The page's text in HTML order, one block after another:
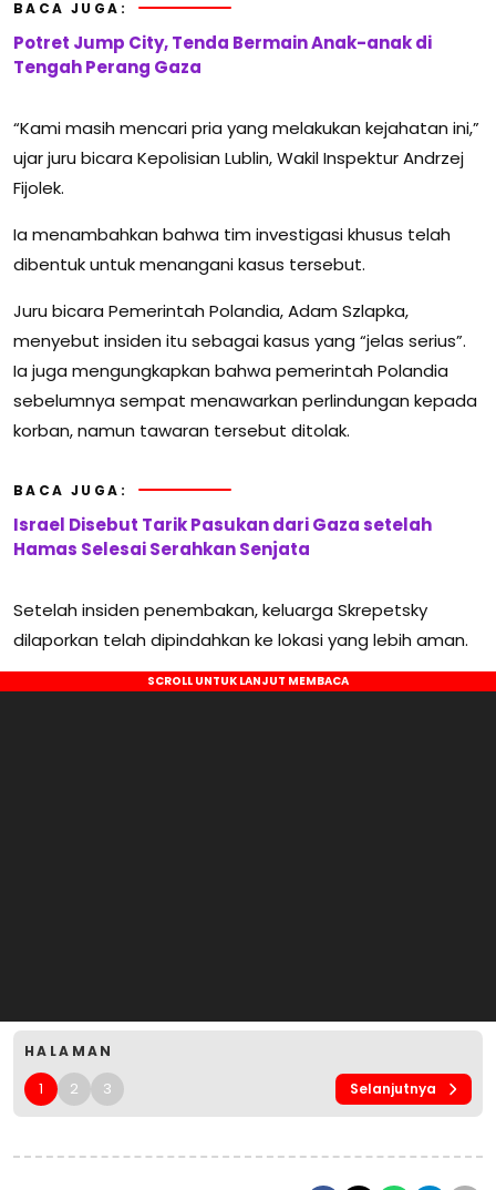
BACA JUGA:
Potret Jump City, Tenda Bermain Anak-anak di
Tengah Perang Gaza
“Kami masih mencari pria yang melakukan kejahatan ini,”
ujar juru bicara Kepolisian Lublin, Wakil Inspektur Andrzej
Fijolek.
Ia menambahkan bahwa tim investigasi khusus telah
dibentuk untuk menangani kasus tersebut.
Juru bicara Pemerintah Polandia, Adam Szlapka,
menyebut insiden itu sebagai kasus yang “jelas serius”.
Ia juga mengungkapkan bahwa pemerintah Polandia
sebelumnya sempat menawarkan perlindungan kepada
korban, namun tawaran tersebut ditolak.
BACA JUGA:
Israel Disebut Tarik Pasukan dari Gaza setelah
Hamas Selesai Serahkan Senjata
Setelah insiden penembakan, keluarga Skrepetsky
dilaporkan telah dipindahkan ke lokasi yang lebih aman.
HALAMAN
1 2 3 Selanjutnya